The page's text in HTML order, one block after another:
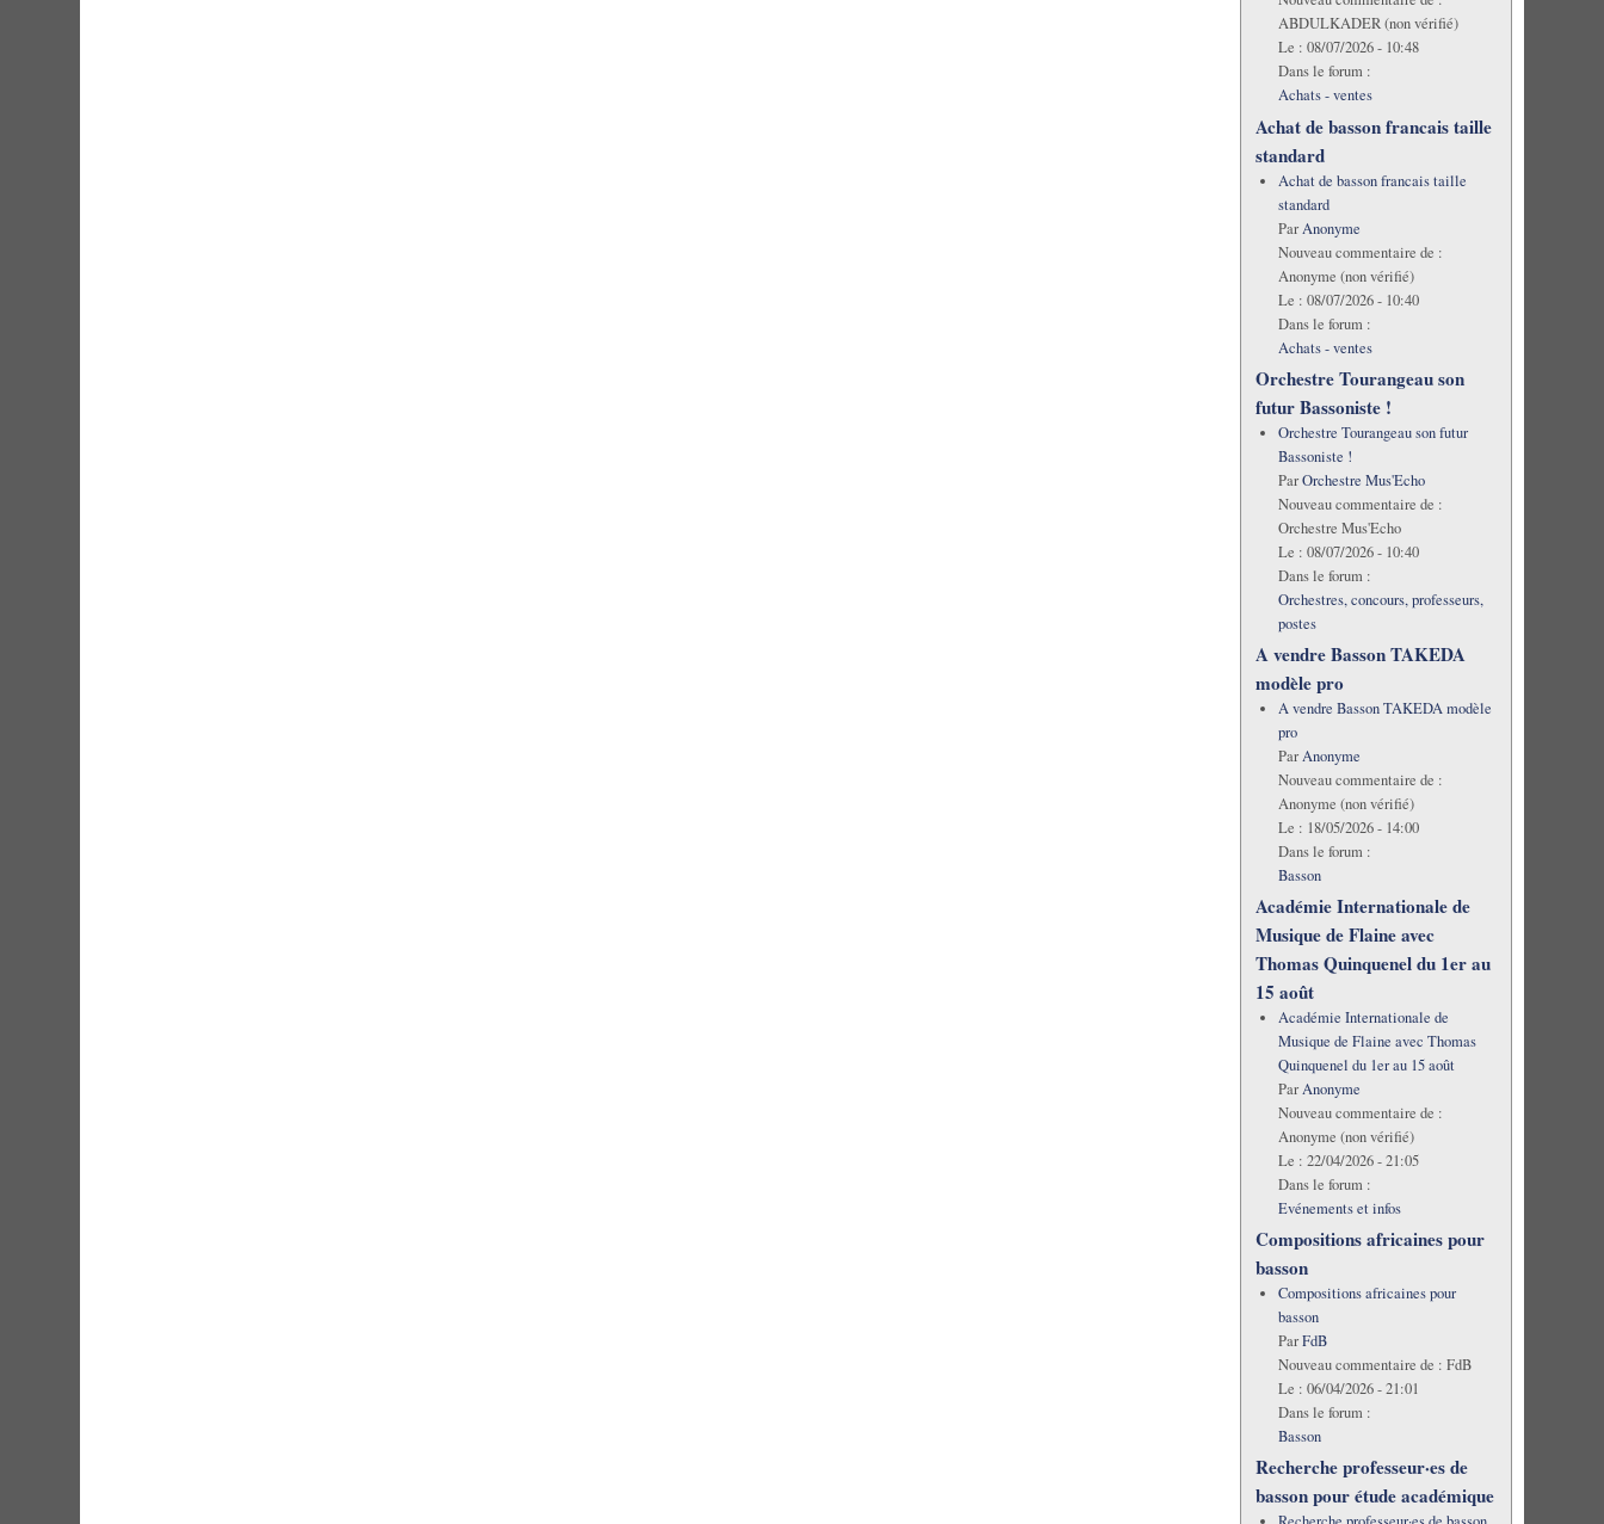
ABDULKADER (non vérifié)
Le : 08/07/2026 - 10:48
Dans le forum :
Achats - ventes
Achat de basson francais taille
standard
Achat de basson francais taille
standard
ParAnonyme
Nouveau commentaire de :
Anonyme (non vérifié)
Le : 08/07/2026 - 10:40
Dans le forum :
Achats - ventes
Orchestre Tourangeau son
futur Bassoniste !
Orchestre Tourangeau son futur
Bassoniste !
ParOrchestre Mus'Echo
Nouveau commentaire de :
Orchestre Mus'Echo
Le : 08/07/2026 - 10:40
Dans le forum :
Orchestres, concours, professeurs,
postes
A vendre Basson TAKEDA
modèle pro
A vendre Basson TAKEDA modèle
pro
ParAnonyme
Nouveau commentaire de :
Anonyme (non vérifié)
Le : 18/05/2026 - 14:00
Dans le forum :
Basson
Académie Internationale de
Musique de Flaine avec
Thomas Quinquenel du 1er au
15 août
Académie Internationale de
Musique de Flaine avec Thomas
Quinquenel du 1er au 15 août
ParAnonyme
Nouveau commentaire de :
Anonyme (non vérifié)
Le : 22/04/2026 - 21:05
Dans le forum :
Evénements et infos
Compositions africaines pour
basson
Compositions africaines pour
basson
ParFdB
Nouveau commentaire de : FdB
Le : 06/04/2026 - 21:01
Dans le forum :
Basson
Recherche professeur·es de
basson pour étude académique